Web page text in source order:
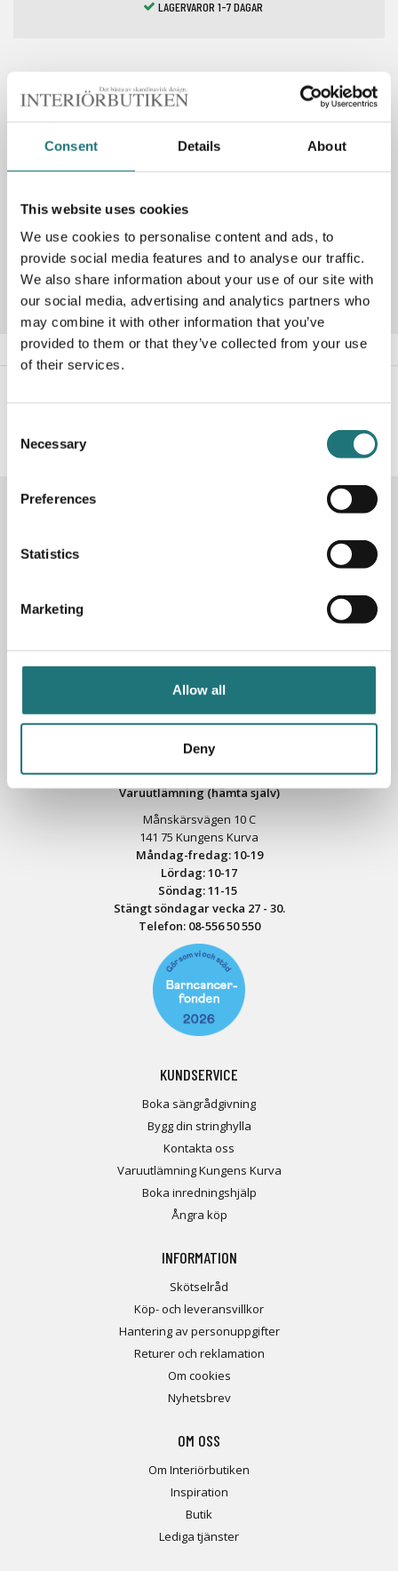
Consent Details About
This website uses cookies
We use cookies to personalise content and ads, to
provide social media features and to analyse our traffic.
We also share information about your use of our site with
our social media, advertising and analytics partners who
may combine it with other information that you’ve
provided to them or that they’ve collected from your use
of their services.
Selection
Necessary
Preferences
Statistics
Marketing
Allow all
Deny
LAGERVAROR 1-7 DAGAR
Spara som favorit
Artikelnummer 126636
Söndag: 11-17
Telefon:08-702 78 22
Se öppettider för helgdag här
Fri parkering på Åsögatan 121
Varuutlämning (hämta själv)
Månskärsvägen 10 C
141 75 Kungens Kurva
Måndag-fredag: 10-19
Lördag: 10-17
Söndag: 11-15
Stängt söndagar vecka 27 - 30.
Telefon: 08-556 50 550
KUNDSERVICE
Boka sängrådgivning
Bygg din stringhylla
Kontakta oss
Varuutlämning Kungens Kurva
Boka inredningshjälp
Ångra köp
INFORMATION
Skötselråd
Köp- och leveransvillkor
Hantering av personuppgifter
Returer och reklamation
Om cookies
Nyhetsbrev
OM OSS
Om Interiörbutiken
Inspiration
Butik
Lediga tjänster